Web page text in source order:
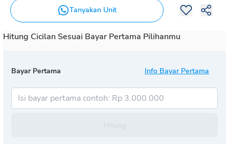
Tanyakan Unit
Hitung Cicilan Sesuai Bayar Pertama Pilihanmu
Bayar Pertama Info Bayar Pertama